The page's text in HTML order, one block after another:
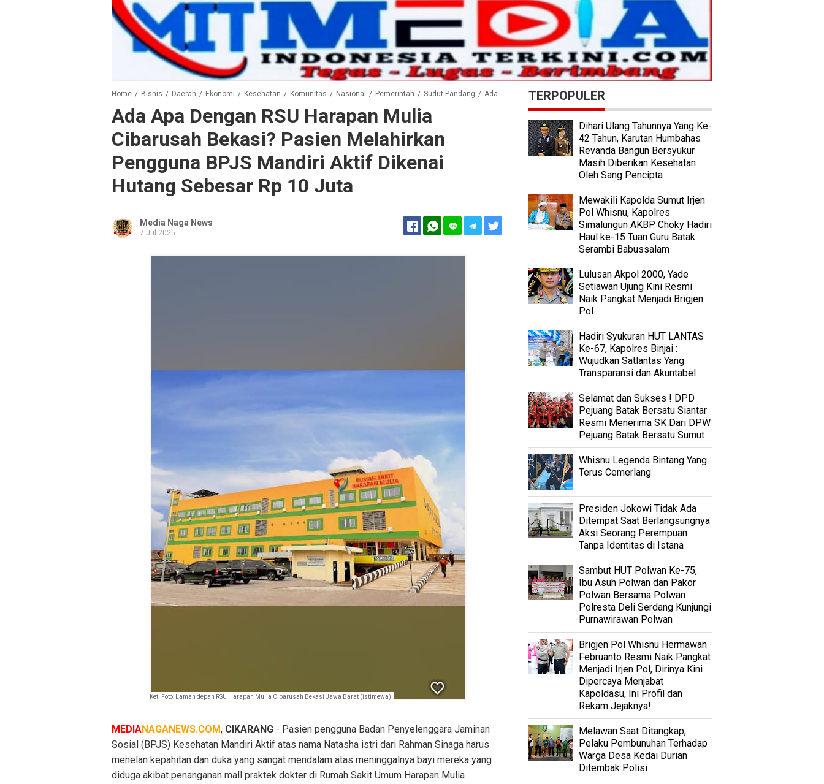
Home / Bisnis / Daerah / Ekonomi / Kesehatan / Komunitas / Nasional / Pemerintah / Sudut Pandang / Ada Apa Dengan RSU Harapan Mulia Cibarusah Bekasi? Pasien Melahirkan Pengguna BPJS Mandiri Aktif Dikenai Hutang Sebesar Rp 10 Juta
Ada Apa Dengan RSU Harapan Mulia
Cibarusah Bekasi? Pasien Melahirkan
Pengguna BPJS Mandiri Aktif Dikenai
Hutang Sebesar Rp 10 Juta
Media Naga News
7 Jul 2025
Ket. Foto: Laman depan RSU Harapan Mulia Cibarusah Bekasi Jawa Barat (istimewa)
MEDIANAGANEWS.COM, CIKARANG - Pasien pengguna Badan Penyelenggara Jaminan
Sosial (BPJS) Kesehatan Mandiri Aktif atas nama Natasha istri dari Rahman Sinaga harus
menelan kepahitan dan duka yang sangat mendalam atas meninggalnya bayi mereka yang
diduga akibat penanganan mall praktek dokter di Rumah Sakit Umum Harapan Mulia
TERPOPULER
Dihari Ulang Tahunnya Yang Ke-
42 Tahun, Karutan Humbahas
Revanda Bangun Bersyukur
Masih Diberikan Kesehatan
Oleh Sang Pencipta
Mewakili Kapolda Sumut Irjen
Pol Whisnu, Kapolres
Simalungun AKBP Choky Hadiri
Haul ke-15 Tuan Guru Batak
Serambi Babussalam
Lulusan Akpol 2000, Yade
Setiawan Ujung Kini Resmi
Naik Pangkat Menjadi Brigjen
Pol
Hadiri Syukuran HUT LANTAS
Ke-67, Kapolres Binjai :
Wujudkan Satlantas Yang
Transparansi dan Akuntabel
Selamat dan Sukses ! DPD
Pejuang Batak Bersatu Siantar
Resmi Menerima SK Dari DPW
Pejuang Batak Bersatu Sumut
Whisnu Legenda Bintang Yang
Terus Cemerlang
Presiden Jokowi Tidak Ada
Ditempat Saat Berlangsungnya
Aksi Seorang Perempuan
Tanpa Identitas di Istana
Sambut HUT Polwan Ke-75,
Ibu Asuh Polwan dan Pakor
Polwan Bersama Polwan
Polresta Deli Serdang Kunjungi
Purnawirawan Polwan
Brigjen Pol Whisnu Hermawan
Februanto Resmi Naik Pangkat
Menjadi Irjen Pol, Dirinya Kini
Dipercaya Menjabat
Kapoldasu, Ini Profil dan
Rekam Jejaknya!
Melawan Saat Ditangkap,
Pelaku Pembunuhan Terhadap
Warga Desa Kedai Durian
Ditembak Polisi